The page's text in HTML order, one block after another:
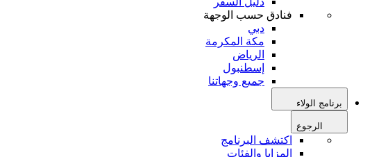
فنادق حسب الوجهة
دبي
مكة المكرمة
الرياض
إسطنبول
جميع وجهاتنا
برنامج الولاء
الرجوع
اكتشف البرنامج
المزايا والفئات